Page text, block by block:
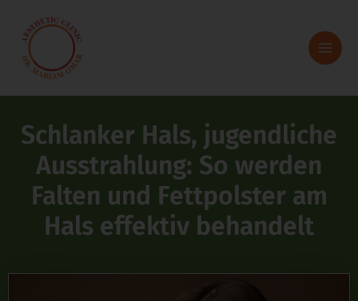
Inhalt
springen
Schlanker Hals, jugendliche
Ausstrahlung: So werden
Falten und Fettpolster am
Hals effektiv behandelt